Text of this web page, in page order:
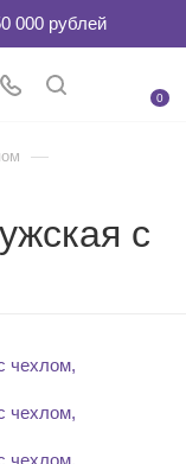
0
—
с